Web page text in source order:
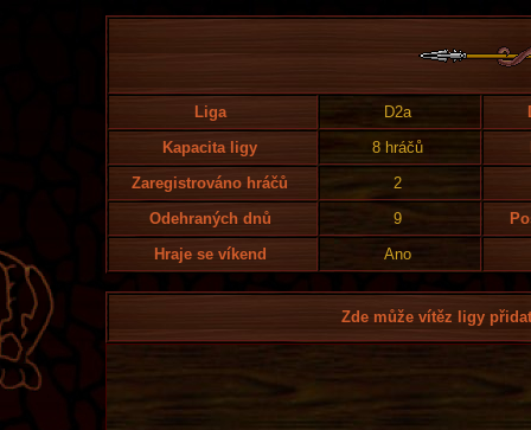
Liga D2a
Kapacita ligy
8 hráčů
Zaregistrováno hráčů
2
Odehraných dnů
9
Hraje se víkend
Ano
Zde může vítěz ligy